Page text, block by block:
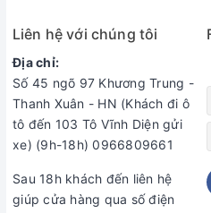
IJAPAN STORE -
CHUYÊN PHÂN PHỐI
Liên hệ với chúng tôi
Địa chỉ:
Số 45 ngõ 97 Khương Trung -
Thanh Xuân - HN (Khách đi ô
tô đến 103 Tô Vĩnh Diện gửi
xe) (9h-18h) 0966809661
Sau 18h khách đến liên hệ
giúp cửa hàng qua số điện